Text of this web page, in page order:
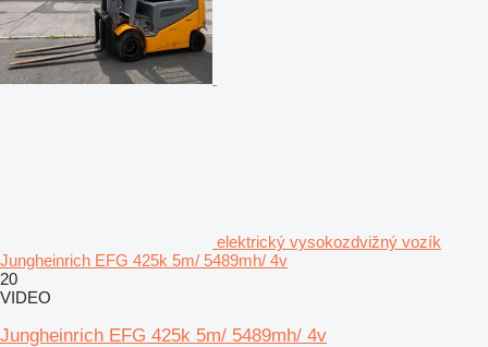
elektrický vysokozdvižný vozík
Jungheinrich EFG 425k 5m/ 5489mh/ 4v
20
VIDEO
Jungheinrich EFG 425k 5m/ 5489mh/ 4v